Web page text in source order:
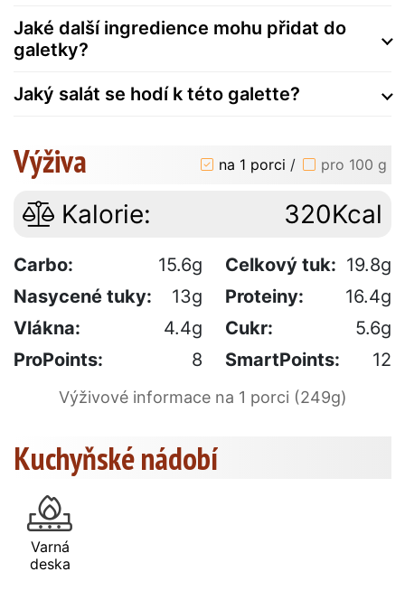
Jaké další ingredience mohu přidat do
galetky?
Jaký salát se hodí k této galette?
Výživa na 1 porci / pro 100 g
Kalorie: 320Kcal
Carbo: 15.6g Celkový tuk: 19.8g
Nasycené tuky:
13g Proteiny:
16.4g
Vlákna:
4.4g Cukr:
5.6g
ProPoints:
8 SmartPoints: 12
Výživové informace na 1 porci (249g)
Kuchyňské nádobí
Varná
deska